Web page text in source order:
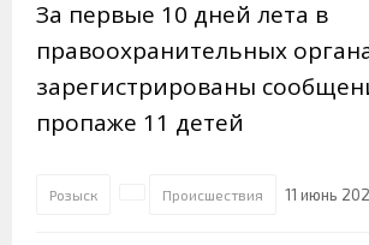
За первые 10 дней лета в
правоохранительных
зарегистрированы
пропаже 11 детей
Розыск Происшествия 11 июнь